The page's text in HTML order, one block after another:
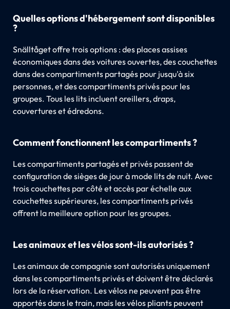
Quelles options d'hébergement sont disponibles
?
Snälltåget offre trois options : des places assises
économiques dans des voitures ouvertes, des couchettes
dans des compartiments partagés pour jusqu'à six
personnes, et des compartiments privés pour les
groupes. Tous les lits incluent oreillers, draps,
couvertures et édredons.
Comment fonctionnent les compartiments ?
Les compartiments partagés et privés passent de
configuration de sièges de jour à mode lits de nuit. Avec
trois couchettes par côté et accès par échelle aux
couchettes supérieures, les compartiments privés
offrent la meilleure option pour les groupes.
Les animaux et les vélos sont-ils autorisés ?
Les animaux de compagnie sont autorisés uniquement
dans les compartiments privés et doivent être déclarés
lors de la réservation. Les vélos ne peuvent pas être
apportés dans le train, mais les vélos pliants peuvent